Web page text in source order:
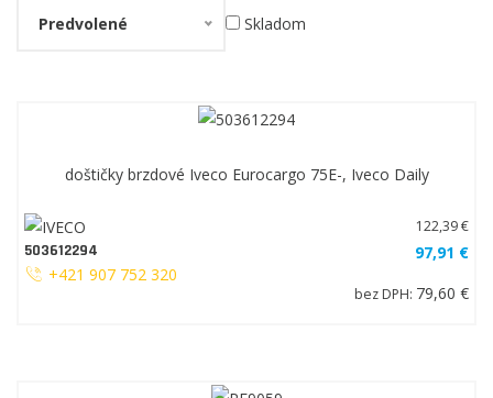
Skladom
Predvolené
doštičky brzdové Iveco Eurocargo 75E-, Iveco Daily
503612294
+421 907 752 320
122,39 €
97,91 €
bez DPH: 79,60 €